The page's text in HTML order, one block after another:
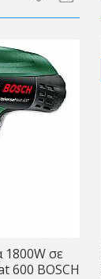
1800W σε
600 BOSCH